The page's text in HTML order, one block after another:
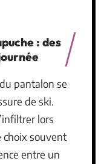
: des
pantalon se
de ski.
lors
choix souvent
entre un